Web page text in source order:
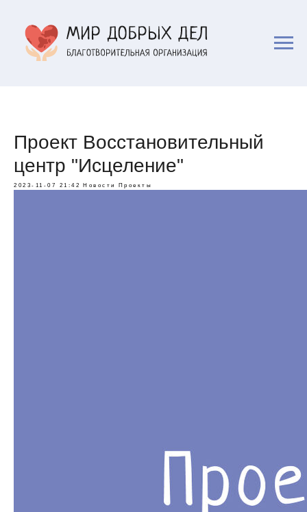
Проект Восстановительный
центр "Исцеление"
2023-11-07 21:42 Новости Проекты